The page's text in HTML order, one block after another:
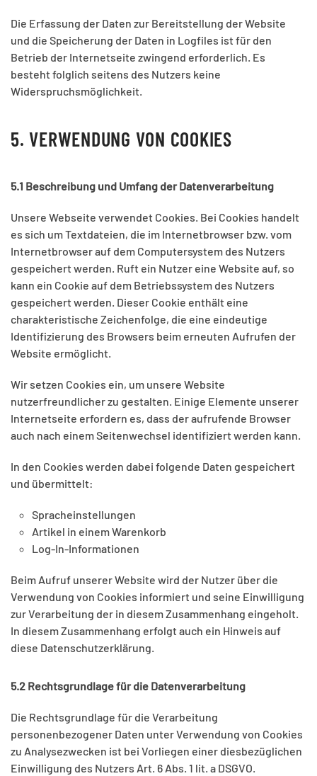
Die Erfassung der Daten zur Bereitstellung der Website
und die Speicherung der Daten in Logfiles ist für den
Betrieb der Internetseite zwingend erforderlich. Es
besteht folglich seitens des Nutzers keine
Widerspruchsmöglichkeit.
5. VERWENDUNG VON COOKIES
5.1 Beschreibung und Umfang der Datenverarbeitung
Unsere Webseite verwendet Cookies. Bei Cookies handelt
es sich um Textdateien, die im Internetbrowser bzw. vom
Internetbrowser auf dem Computersystem des Nutzers
gespeichert werden. Ruft ein Nutzer eine Website auf, so
kann ein Cookie auf dem Betriebssystem des Nutzers
gespeichert werden. Dieser Cookie enthält eine
charakteristische Zeichenfolge, die eine eindeutige
Identifizierung des Browsers beim erneuten Aufrufen der
Website ermöglicht.
Wir setzen Cookies ein, um unsere Website
nutzerfreundlicher zu gestalten. Einige Elemente unserer
Internetseite erfordern es, dass der aufrufende Browser
auch nach einem Seitenwechsel identifiziert werden kann.
In den Cookies werden dabei folgende Daten gespeichert
und übermittelt:
Spracheinstellungen
Artikel in einem Warenkorb
Log-In-Informationen
Beim Aufruf unserer Website wird der Nutzer über die
Verwendung von Cookies informiert und seine Einwilligung
zur Verarbeitung der in diesem Zusammenhang eingeholt.
In diesem Zusammenhang erfolgt auch ein Hinweis auf
diese Datenschutzerklärung.
5.2 Rechtsgrundlage für die Datenverarbeitung
Die Rechtsgrundlage für die Verarbeitung
personenbezogener Daten unter Verwendung von Cookies
zu Analysezwecken ist bei Vorliegen einer diesbezüglichen
Einwilligung des Nutzers Art. 6 Abs. 1 lit. a DSGVO.